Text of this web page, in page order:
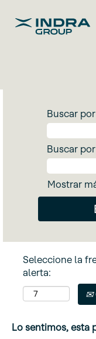
Buscar
Buscar
Mostrar
Seleccione la
alerta:
Lo sentimos, esta